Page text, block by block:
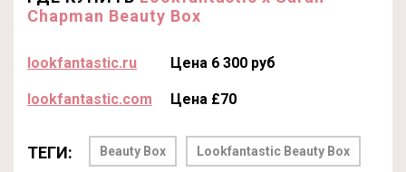
Chapman Beauty Box
lookfantastic.ru Цена 6 300 руб
lookfantastic.com Цена £70
ТЕГИ: Beauty Box Lookfantastic Beauty Box